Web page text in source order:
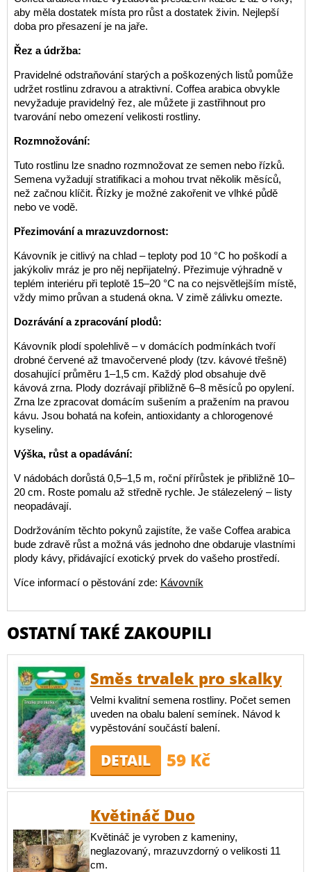
aby měla dostatek místa pro růst a dostatek živin. Nejlepší
doba pro přesazení je na jaře.
Řez a údržba:
Pravidelné odstraňování starých a poškozených listů pomůže
udržet rostlinu zdravou a atraktivní. Coffea arabica obvykle
nevyžaduje pravidelný řez, ale můžete ji zastřihnout pro
tvarování nebo omezení velikosti rostliny.
Rozmnožování:
Tuto rostlinu lze snadno rozmnožovat ze semen nebo řízků.
Semena vyžadují stratifikaci a mohou trvat několik měsíců,
než začnou klíčit. Řízky je možné zakořenit ve vlhké půdě
nebo ve vodě.
Přezimování a mrazuvzdornost:
Kávovník je citlivý na chlad – teploty pod 10 °C ho poškodí a
jakýkoliv mráz je pro něj nepřijatelný. Přezimuje výhradně v
teplém interiéru při teplotě 15–20 °C na co nejsvětlejším místě,
vždy mimo průvan a studená okna. V zimě zálivku omezte.
Dozrávání a zpracování plodů:
Kávovník plodí spolehlivě – v domácích podmínkách tvoří
drobné červené až tmavočervené plody (tzv. kávové třešně)
dosahující průměru 1–1,5 cm. Každý plod obsahuje dvě
kávová zrna. Plody dozrávají přibližně 6–8 měsíců po opylení.
Zrna lze zpracovat domácím sušením a pražením na pravou
kávu. Jsou bohatá na kofein, antioxidanty a chlorogenové
kyseliny.
Výška, růst a opadávání:
V nádobách dorůstá 0,5–1,5 m, roční přírůstek je přibližně 10–
20 cm. Roste pomalu až středně rychle. Je stálezelený – listy
neopadávají.
Dodržováním těchto pokynů zajistíte, že vaše Coffea arabica
bude zdravě růst a možná vás jednoho dne obdaruje vlastními
plody kávy, přidávající exotický prvek do vašeho prostředí.
Více informací o pěstování zde: Kávovník
OSTATNÍ TAKÉ ZAKOUPILI
Směs trvalek pro skalky
Velmi kvalitní semena rostliny. Počet semen
uveden na obalu balení semínek. Návod k
vypěstování součástí balení.
DETAIL 59 Kč
Květináč Duo
Květináč je vyroben z kameniny,
neglazovaný, mrazuvzdorný o velikosti 11
cm.